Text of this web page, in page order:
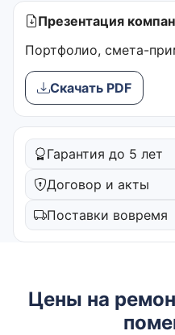
Презентация
Портфолио, смета-
Скачать PDF
Гарантия до 5 лет
Договор и акты
Поставки вовремя
Цены на